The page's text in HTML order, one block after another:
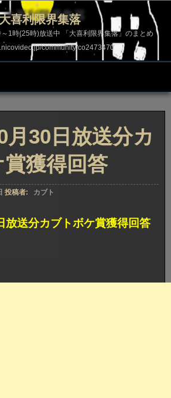
大喜利限界集落
1時(25時)放送中 「大喜利限界集落」のまとめ
community/co2473470
月30日放送分カ
獲得回答
投稿者: カブト
放送分カブトボケ賞獲得回答